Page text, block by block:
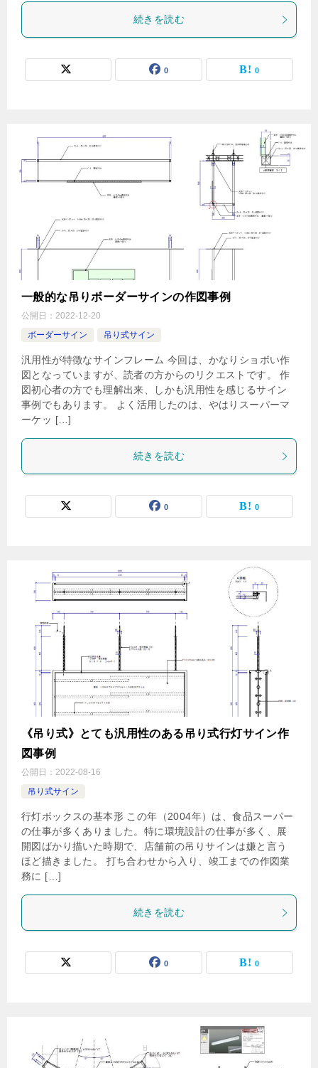
続きを読む
0 0
一般的な吊りボーダーサインの作図事例
公開日： 2022-12-20
ボーダーサイン
吊り式サイン
汎用性が特徴なサインフレーム 今回は、かなりショボい作
図となっていますが、読者の方からのリクエストです。 作
図初心者の方でも理解出来、しかも汎用性を感じるサイン
事例でもあります。 よく活用したのは、やはりスーパーマ
ーケッ […]
続きを読む
0 0
《吊り式》とても汎用性のある吊り式行灯サイン作
図事例
公開日： 2022-08-16
吊り式サイン
行灯ボックスの基本形 この年（2004年）は、食品スーパー
の仕事が多くありました。特に環境設計の仕事が多く、展
開図ばかり描いた時期で、店舗前の吊りサインは嫌と言う
ほど描きました。 打ち合わせから入り、竣工までの作図業
務に […]
続きを読む
0 0